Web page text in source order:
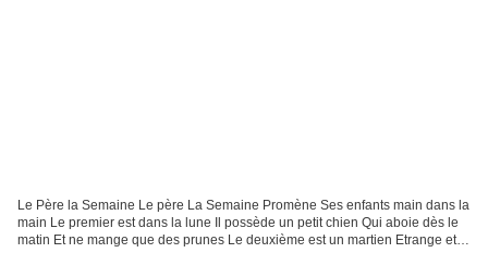
Le Père la Semaine Le père La Semaine Promène Ses enfants main dans la
main Le premier est dans la lune Il possède un petit chien Qui aboie dès le
matin Et ne mange que des prunes Le deuxième est un martien Etrange et